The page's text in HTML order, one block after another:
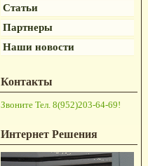
Статьи
Партнеры
Наши новости
Контакты
Звоните Тел. 8(952)203-64-69!
Интернет Решения